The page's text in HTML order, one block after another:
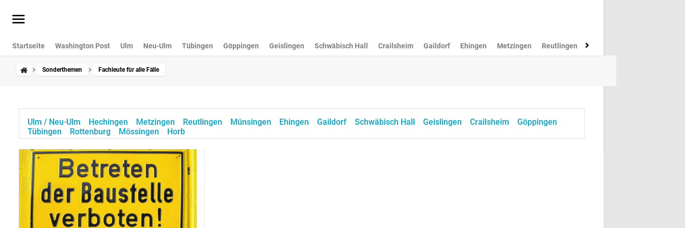
Startseite Washington Post Ulm Neu-Ulm Tübingen Göppingen Geislingen Schwäbisch Hall Crailsheim Gaildorf Ehingen Metzingen Reutlingen Münsingen
Sonderthemen Fachleute für alle Fälle
Ulm / Neu-Ulm Hechingen Metzingen Reutlingen Münsingen Ehingen Gaildorf Schwäbisch Hall Geislingen Crailsheim
Göppingen
Tübingen
Rottenburg Mössingen Horb